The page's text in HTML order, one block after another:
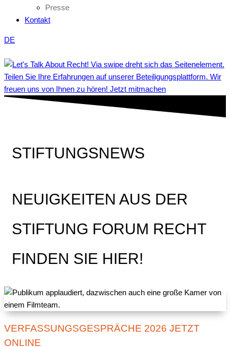
Presse
Kontakt
DE
Teilen Sie Ihre Erfahrungen auf unserer Beteiligungsplattform. Wir
freuen uns von Ihnen zu hören! Jetzt mitmachen
STIFTUNGSNEWS
NEUIGKEITEN AUS DER
STIFTUNG FORUM RECHT
FINDEN SIE HIER!
VERFASSUNGSGESPRÄCHE 2026 JETZT
ONLINE